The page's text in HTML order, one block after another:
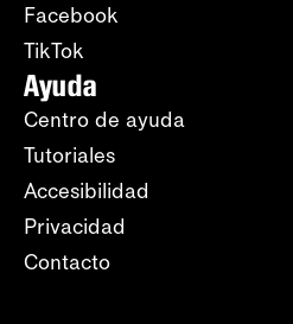
Facebook
TikTok
Ayuda
Centro de ayuda
Tutoriales
Accesibilidad
Privacidad
Contacto